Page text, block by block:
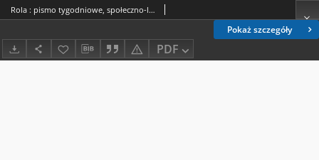
Pokaż szczegóły
PDF
Rola : pismo tygodniowe, społeczno-literackie / pod red. Jana Jeleńskiego R. 7, Nr 41 (30 września/12 października 1889)